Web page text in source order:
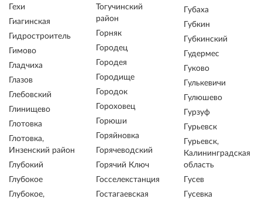
Гехи
Гиагинская
Гидростроитель
Гимово
Гладчиха
Глазов
Глебовский
Глинищево
Глотовка
Глотовка,
Инзенский район
Глубокий
Глубокое
Глубокое,
Тогучинский
район
Горняк
Городец
Городея
Городище
Городок
Гороховец
Горюши
Горяйновка
Горячеводский
Горячий Ключ
Госселекстанция
Гостагаевская
Губаха
Губкин
Губкинский
Гудермес
Гуково
Гулькевичи
Гулюшево
Гурзуф
Гурьевск
Гурьевск,
Калининградская
область
Гусев
Гусевка